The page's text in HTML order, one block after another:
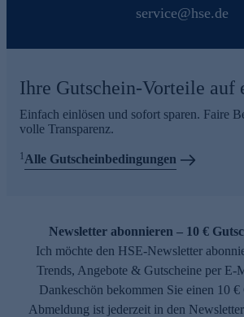
service@hse.de
Ihre Gutschein-Vorteile auf
Einfach einlösen und sofort sparen. Faire
volle Transparenz.
1Alle Gutscheinbedingungen
Newsletter abonnieren – 10 €
Ich möchte den HSE-Newsletter
Trends, Angebote & Gutscheine per E-
Dankeschön bekommen Sie einen 10
Abmeldung ist jederzeit in den